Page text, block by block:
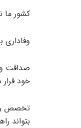
کشور ما
وفاداری
صداقت
خود
تخصص و
بتواند